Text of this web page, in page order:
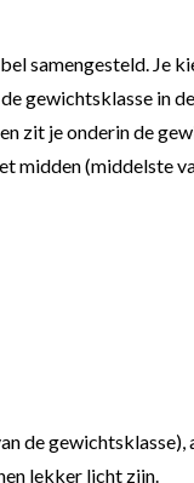
samengesteld. Je
gewichtsklasse in
zit je onderin de
midden (middelste
de
lekker licht zijn.